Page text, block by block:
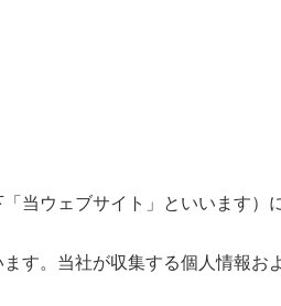
当ウェブサイト」といいます）
す。当社が収集する個人情報お